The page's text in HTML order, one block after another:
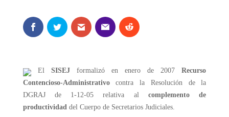
El SISEJformalizó en enero de 2007Recurso
Contencioso-Administrativocontra la Resolución de la
DGRAJ de 1-12-05 relativa al complemento de
productividaddel Cuerpo de Secretarios Judiciales.